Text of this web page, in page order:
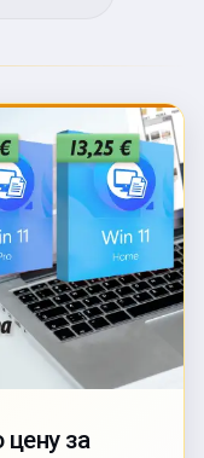
за